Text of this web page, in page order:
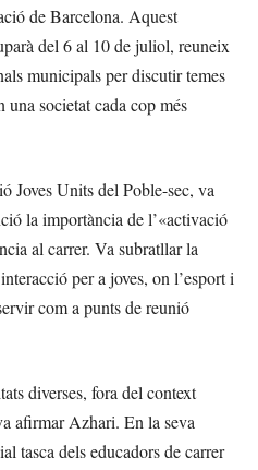
de Barcelona. Aquest
del 6 al 10 de juliol, reuneix
municipals per discutir temes
societat cada cop més
Joves Units del Poble-sec, va
la importància de l’«activació
al carrer. Va subratllar la
per a joves, on l’esport i
com a punts de reunió
diverses, fora del context
afirmar Azhari. En la seva
tasca dels educadors de carrer